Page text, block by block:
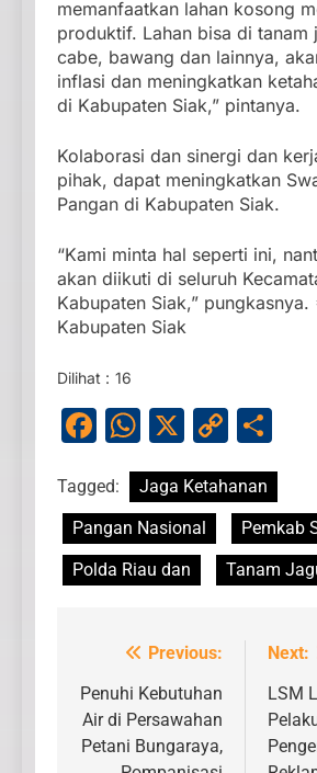
memanfaatkan lahan kosong
produktif. Lahan bisa di tanam
cabe, bawang dan lainnya,
inflasi dan meningkatkan
di Kabupaten Siak,” pintanya.
Kolaborasi dan sinergi dan
pihak, dapat meningkatkan
Pangan di Kabupaten Siak.
“Kami minta hal seperti ini,
akan diikuti di seluruh
Kabupaten Siak,”
Kabupaten Siak
Dilihat : 16
Facebook
WhatsApp
X
Copy
Link
Tagged:
Jaga Ketahanan
Pangan Nasional
Pemkab
Polda Riau dan
Tanam
Navigasi
pos
Previous:
Penuhi Kebutuhan
Air di Persawahan
Petani Bungaraya,
Next:
LSM